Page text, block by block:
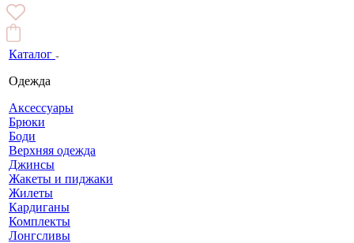
Каталог
Одежда
Аксессуары
Брюки
Боди
Верхняя одежда
Джинсы
Жакеты и пиджаки
Жилеты
Кардиганы
Комплекты
Лонгсливы